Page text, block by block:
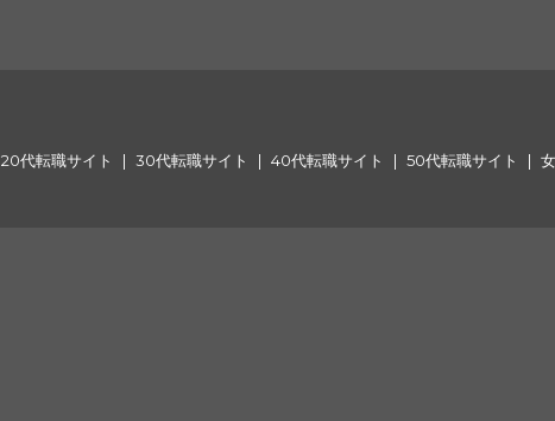
20代転職サイト 30代転職サイト 40代転職サイト 50代転職サイト